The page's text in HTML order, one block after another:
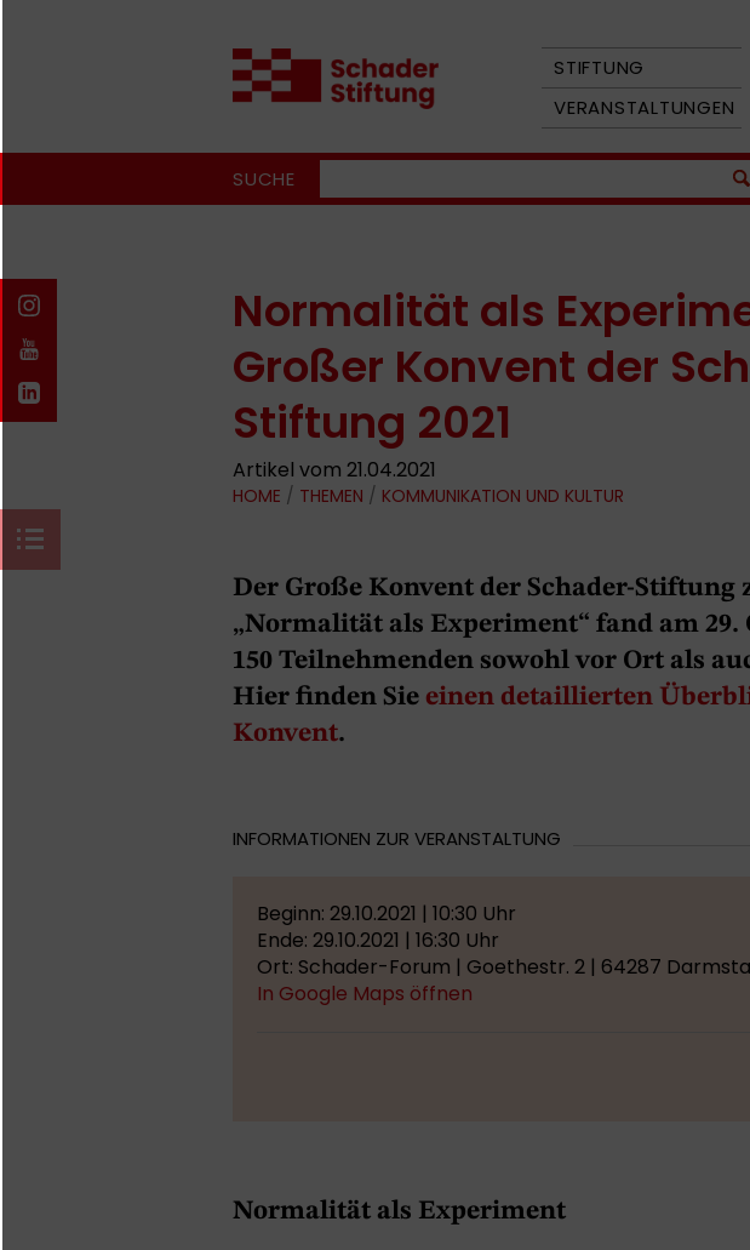
STIFTUNG
VERANSTALTUNGEN
SUCHE
Normalität als
Großer Konvent der
Stiftung 2021
Artikel vom 21.04.2021
HOME / THEMEN / KOMMUNIKATION UND KULTUR
Der Große Konvent der Schader-Stiftung
„Normalität als Experiment“ fand am 29.
150 Teilnehmenden sowohl vor Ort als
Hier finden Sie einen detaillierten
Konvent.
INFORMATIONEN ZUR VERANSTALTUNG
Beginn: 29.10.2021 | 10:30 Uhr
Ende: 29.10.2021 | 16:30 Uhr
Ort: Schader-Forum | Goethestr. 2 | 64287
In Google Maps öffnen
Normalität als Experiment